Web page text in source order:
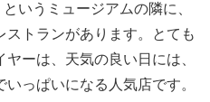
いうミュージアムの隣に、
トランがあります。とても
ーは、天気の良い日には、
っぱいになる人気店です。